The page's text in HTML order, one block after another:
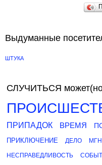
Выдуманные
ШТУКА
СЛУЧИТЬСЯ
ПРИПАДОК ВРЕМЯ
ПРИКЛЮЧЕНИЕ ДЕЛО
НЕСПРАВЕДЛИВОСТЬ